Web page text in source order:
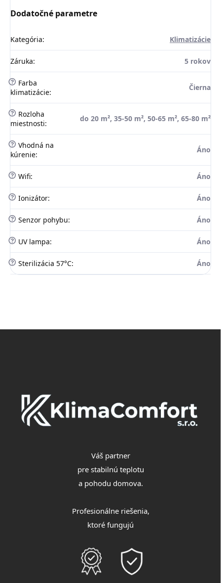
Dodatočné parametre
Kategória: Klimatizácie
Záruka: 5 rokov
? Farba
klimatizácie:
Čierna
? Rozloha
miestnosti:
do 20 m², 35-50 m², 50-65 m², 65-80 m²
? Vhodná na
kúrenie:
Áno
? Wifi: Áno
? Ionizátor: Áno
? Senzor pohybu: Áno
? UV lampa: Áno
? Sterilizácia 57°C: Áno
Z
Váš partner
pre stabilnú teplotu
a pohodu domova.
Profesionálne riešenia,
ktoré fungujú